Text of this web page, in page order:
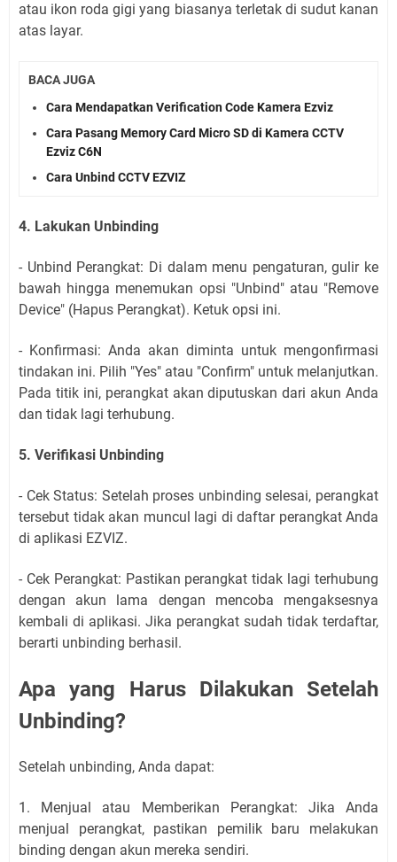
atau ikon roda gigi yang biasanya terletak di sudut kanan
atas layar.
BACA JUGA
Cara Mendapatkan Verification Code Kamera Ezviz
Cara Pasang Memory Card Micro SD di Kamera CCTV
Ezviz C6N
Cara Unbind CCTV EZVIZ
4. Lakukan Unbinding
- Unbind Perangkat: Di dalam menu pengaturan, gulir ke
bawah hingga menemukan opsi "Unbind" atau "Remove
Device" (Hapus Perangkat). Ketuk opsi ini.
- Konfirmasi: Anda akan diminta untuk mengonfirmasi
tindakan ini. Pilih "Yes" atau "Confirm" untuk melanjutkan.
Pada titik ini, perangkat akan diputuskan dari akun Anda
dan tidak lagi terhubung.
5. Verifikasi Unbinding
- Cek Status: Setelah proses unbinding selesai, perangkat
tersebut tidak akan muncul lagi di daftar perangkat Anda
di aplikasi EZVIZ.
- Cek Perangkat: Pastikan perangkat tidak lagi terhubung
dengan akun lama dengan mencoba mengaksesnya
kembali di aplikasi. Jika perangkat sudah tidak terdaftar,
berarti unbinding berhasil.
Apa yang Harus Dilakukan Setelah
Unbinding?
Setelah unbinding, Anda dapat:
1. Menjual atau Memberikan Perangkat: Jika Anda
menjual perangkat, pastikan pemilik baru melakukan
binding dengan akun mereka sendiri.